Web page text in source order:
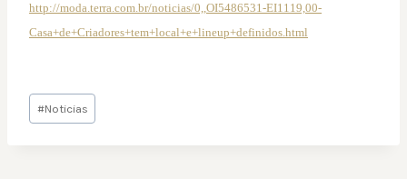
http://moda.terra.com.br/noticias/0,,OI5486531-EI1119,00-
Casa+de+Criadores+tem+local+e+lineup+definidos.html
Tags
do
#Noticias